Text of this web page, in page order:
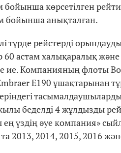
бойынша көрсетілген
бойынша анықталған.
түрде рейстерді
60 астам халықаралық
ие. Компанияның флоты
E190 ұшақтарынан
жылы беделді 4 жұлдызды
ең үздің әуе компания»
2013, 2014, 2015, 2016